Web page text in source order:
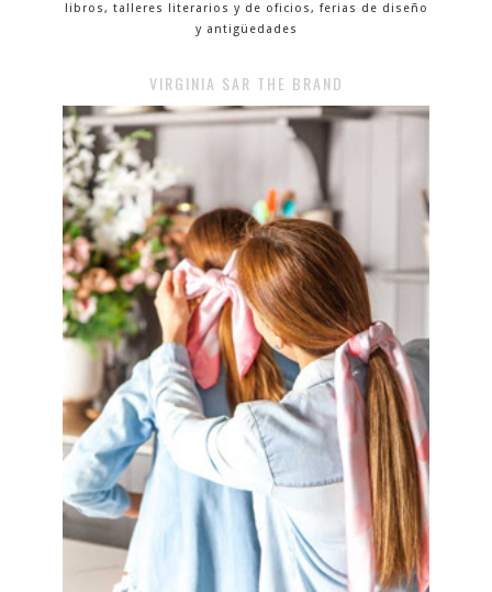
libros, talleres literarios y de oficios, ferias de diseño
y antigüedades
VIRGINIA SAR THE BRAND